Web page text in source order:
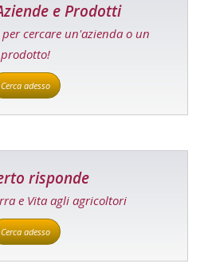
e Prodotti
cercare un'azienda o un
prodotto!
Cerca adesso
risponde
e Vita agli agricoltori
Cerca adesso